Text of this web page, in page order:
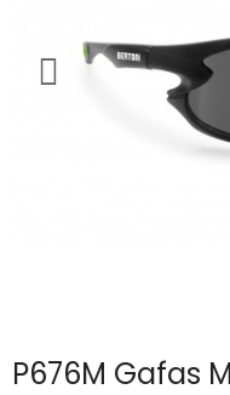
P676M Gafas